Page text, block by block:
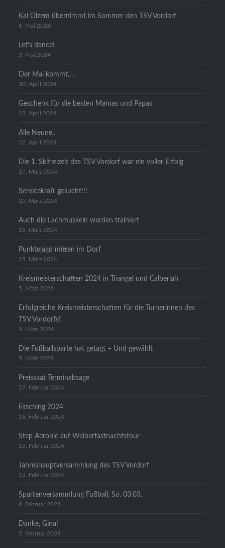
Kai Olzem übernimmt im Sommer den TSV Vordorf
6. Mai 2024
Let’s dance!
3. Mai 2024
Der Mai kommt….
30. April 2024
Geschenk für die besten Mamas und Papas
23. April 2024
Alle Neune..
22. April 2024
Die 1. Skifreizeit des TSV Vordorf war ein voller Erfolg
27. März 2024
Servicekraft gesucht!!!
25. März 2024
Auch die Lachmuskeln werden trainiert
18. März 2024
Punktejagd mitten im Dorf
15. März 2024
Kreismeisterschaften 2024 in Triangel und Calberlah
5. März 2024
Erfolgreiche Kreismeisterschaften für die Turnerinnen des
TSV Vordorfs!
5. März 2024
Die Fußballsparte hat getagt – Und gewählt
5. März 2024
Preisskat Terminabsage
27. Februar 2024
Fasching 2024
16. Februar 2024
Step Aerobic auf Weiberfastnachtstour
13. Februar 2024
Jahreshauptversammlung des TSV Vordorf
12. Februar 2024
Spartenversammlung Fußball, So. 03.03.
9. Februar 2024
Danke, Gina!
5. Februar 2024